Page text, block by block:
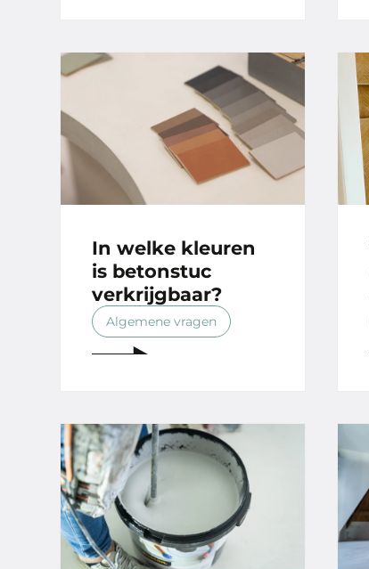
In welke kleuren
is betonstuc
verkrijgbaar?
Algemene vragen